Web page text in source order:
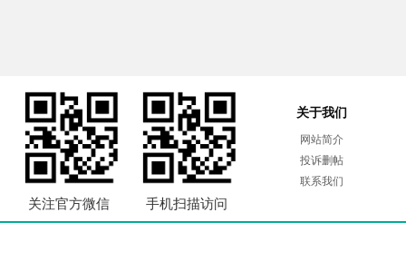
关注官方微信 手机扫描访问
关于我们
网站简介
投诉删帖
联系我们